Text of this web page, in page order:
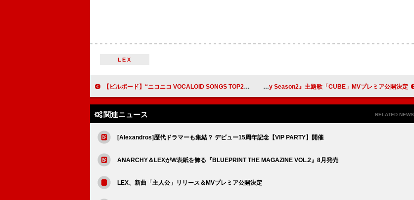
LEX
【ビルボード】“ニコニコ VOCALOID SONGS TOP20”、なきそ「いますぐ輪廻」2週連続首位に じん「カゲロウデイズ」2年ぶりチャートイン iri、ABEMA恋愛リアリティーショー『Girl or Lady Season2』主題歌「CUBE」MVプレミア公開決定
関連ニュース RELATED NEWS
[Alexandros]歴代ドラマーも集結？ デビュー15周年記念【VIP PARTY】開催
ANARCHY＆LEXがW表紙を飾る『BLUEPRINT THE MAGAZINE VOL.2』8月発売
LEX、新曲「主人公」リリース＆MVプレミア公開決定